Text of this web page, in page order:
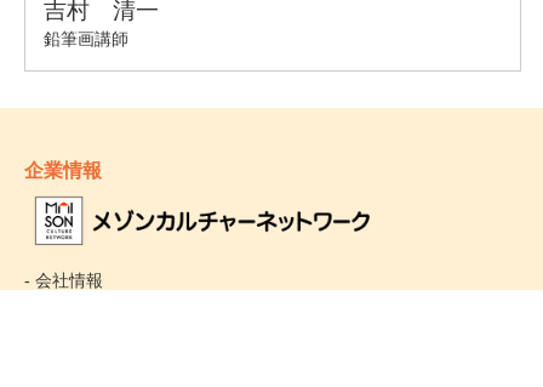
企業情報
- 会社情報